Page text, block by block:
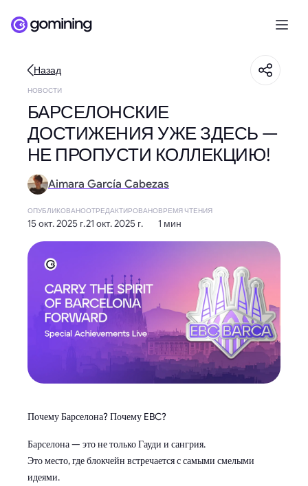
Назад
НОВОСТИ
БАРСЕЛОНСКИЕ
ДОСТИЖЕНИЯ УЖЕ ЗДЕСЬ —
НЕ ПРОПУСТИ КОЛЛЕКЦИЮ!
Aimara García Cabezas
ОПУБЛИКОВАНО
15 окт. 2025 г.
ОТРЕДАКТИРОВАНО
21 окт. 2025 г.
ВРЕМЯ ЧТЕНИЯ
1 мин
Почему Барселона? Почему EBC?
Барселона — это не только Гауди и сангрия.
Это место, где блокчейн встречается с самыми смелыми
идеями.